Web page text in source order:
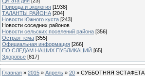
Природа и экология [1938]
ТАЛАНТЫ РАЙОНА [204]
Новости Южного куста [243]
Новости соседних районов
Новости сельских поселений района [356]
Острая тема [355]
Официальная информация [266]
ПО СЛЕДАМ НАШИХ ПУБЛИКАЦИЙ [65]
Здоровье [817]
Главная » 2015 » Апрель » 20 » СУББОТНЯЯ ЭСТАФЕТА